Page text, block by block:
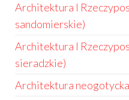
Architektura I
sandomierskie)
Architektura I
sieradzkie)
Architektura